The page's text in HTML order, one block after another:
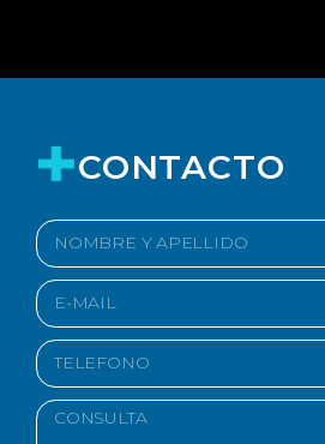
CONTACTO